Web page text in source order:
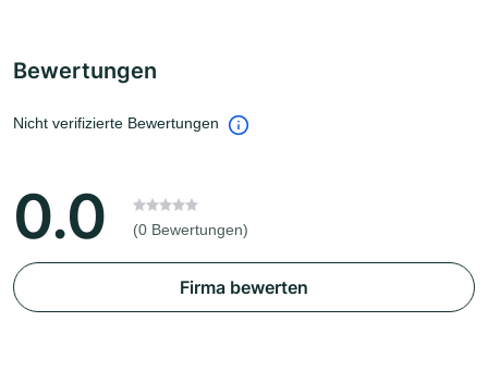
Bewertungen
Nicht verifizierte Bewertungen
0.0 (0 Bewertungen)
Firma bewerten